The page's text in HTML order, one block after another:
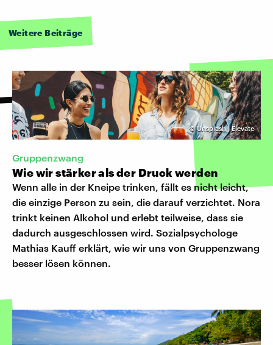
Weitere Beiträge
©Unsplash | Elevate
Gruppenzwang
Wie wir stärker als der Druck werden
Wenn alle in der Kneipe trinken, fällt es nicht leicht,
die einzige Person zu sein, die darauf verzichtet. Nora
trinkt keinen Alkohol und erlebt teilweise, dass sie
dadurch ausgeschlossen wird. Sozialpsychologe
Mathias Kauff erklärt, wie wir uns von Gruppenzwang
besser lösen können.